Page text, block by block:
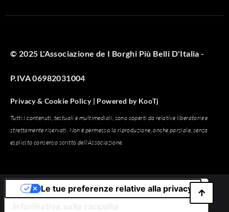
© 2025 L'Associazione de I Borghi Più Belli D'Italia -
P.IVA 06982031004
Privacy & Cookie Policy | Powered byKooTj
Tutti i contenuti, testuali e multimediali, sono coperti da relative liberatorie e
strettamente riservati. Non è permessa la riproduzione, anche parziale, senza
esplicito consenso scritto dell'Associazione.
Le tue preferenze relative alla privacy